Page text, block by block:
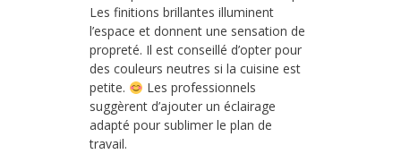
Les finitions brillantes illuminent
l’espace et donnent une sensation de
propreté. Il est conseillé d’opter pour
des couleurs neutres si la cuisine est
petite.
Les professionnels
suggèrent d’ajouter un éclairage
adapté pour sublimer le plan de
travail.